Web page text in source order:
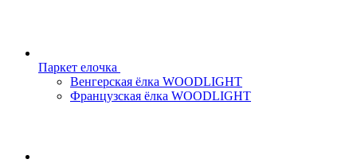
Паркет елочка
Венгерская ёлка WOODLIGHT
Французская ёлка WOODLIGHT